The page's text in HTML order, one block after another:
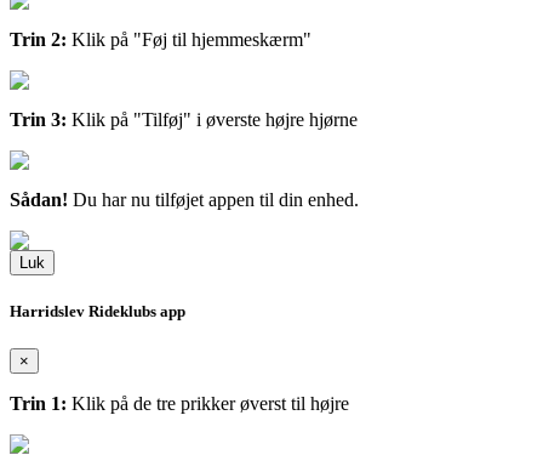
Trin 2: Klik på "Føj til hjemmeskærm"
Trin 3: Klik på "Tilføj" i øverste højre hjørne
Sådan! Du har nu tilføjet appen til din enhed.
Luk
Harridslev Rideklubs app
×
Trin 1: Klik på de tre prikker øverst til højre